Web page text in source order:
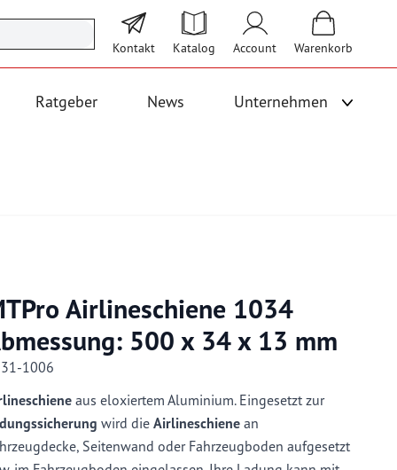
Kontakt Katalog Account Warenkorb
Ratgeber News Unternehmen
Airlineschiene 1034
500 x 34 x 13 mm
1006
aus eloxiertem Aluminium. Eingesetzt zur
wird dieAirlineschiene an
Seitenwand oder Fahrzeugboden aufgesetzt